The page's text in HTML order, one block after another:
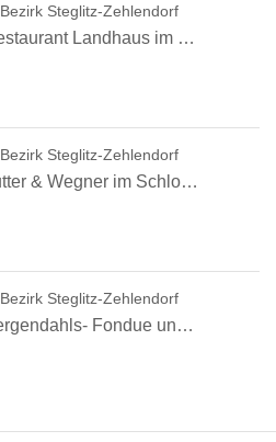
Bezirk Steglitz-Zehlendorf
Restaurant Landhaus im Botanischen Garten
Bezirk Steglitz-Zehlendorf
Lutter & Wegner im Schloss Glienicke
Bezirk Steglitz-Zehlendorf
Bergendahls- Fondue und feine Küche